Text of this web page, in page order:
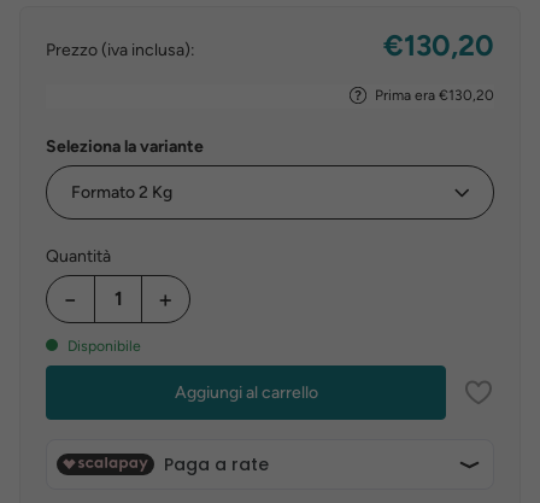
Prezzo (iva inclusa): €130,20
Prima era €130,20
Seleziona la variante
Quantità
− +
Disponibile
Aggiungi al carrello